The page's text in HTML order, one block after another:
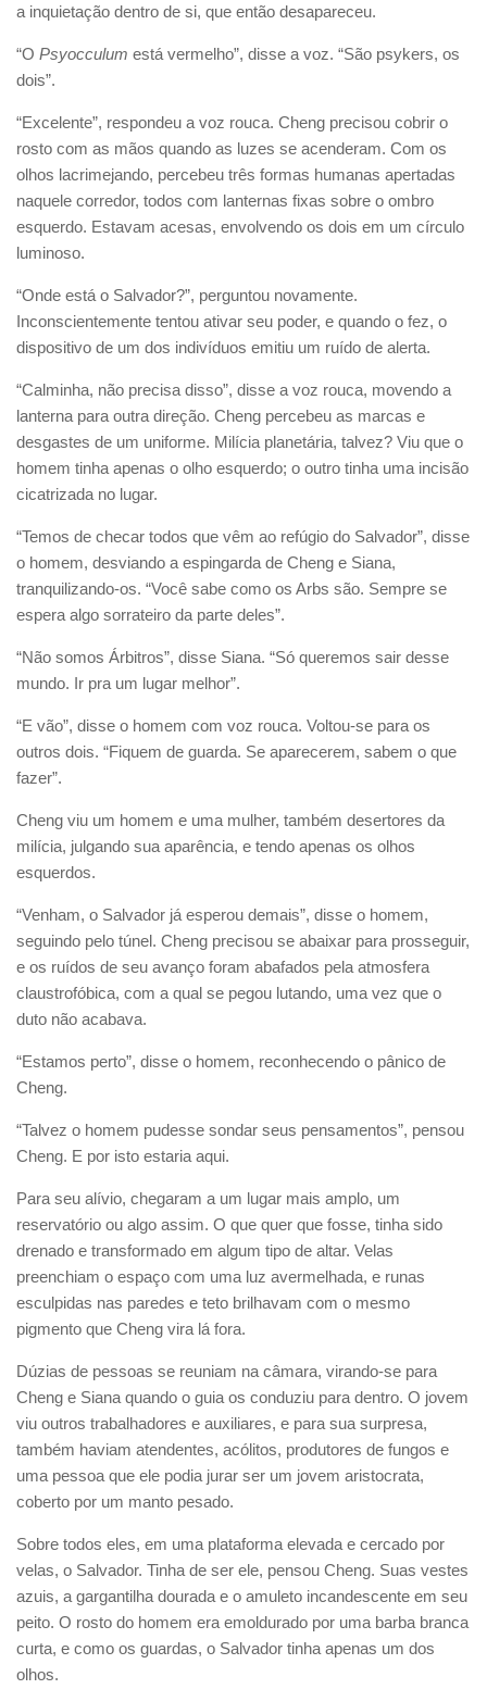
a inquietação dentro de si, que então desapareceu.
“O Psyocculum está vermelho”, disse a voz. “São psykers, os
dois”.
“Excelente”, respondeu a voz rouca. Cheng precisou cobrir o
rosto com as mãos quando as luzes se acenderam. Com os
olhos lacrimejando, percebeu três formas humanas apertadas
naquele corredor, todos com lanternas fixas sobre o ombro
esquerdo. Estavam acesas, envolvendo os dois em um círculo
luminoso.
“Onde está o Salvador?”, perguntou novamente.
Inconscientemente tentou ativar seu poder, e quando o fez, o
dispositivo de um dos indivíduos emitiu um ruído de alerta.
“Calminha, não precisa disso”, disse a voz rouca, movendo a
lanterna para outra direção. Cheng percebeu as marcas e
desgastes de um uniforme. Milícia planetária, talvez? Viu que o
homem tinha apenas o olho esquerdo; o outro tinha uma incisão
cicatrizada no lugar.
“Temos de checar todos que vêm ao refúgio do Salvador”, disse
o homem, desviando a espingarda de Cheng e Siana,
tranquilizando-os. “Você sabe como os Arbs são. Sempre se
espera algo sorrateiro da parte deles”.
“Não somos Árbitros”, disse Siana. “Só queremos sair desse
mundo. Ir pra um lugar melhor”.
“E vão”, disse o homem com voz rouca. Voltou-se para os
outros dois. “Fiquem de guarda. Se aparecerem, sabem o que
fazer”.
Cheng viu um homem e uma mulher, também desertores da
milícia, julgando sua aparência, e tendo apenas os olhos
esquerdos.
“Venham, o Salvador já esperou demais”, disse o homem,
seguindo pelo túnel. Cheng precisou se abaixar para prosseguir,
e os ruídos de seu avanço foram abafados pela atmosfera
claustrofóbica, com a qual se pegou lutando, uma vez que o
duto não acabava.
“Estamos perto”, disse o homem, reconhecendo o pânico de
Cheng.
“Talvez o homem pudesse sondar seus pensamentos”, pensou
Cheng. E por isto estaria aqui.
Para seu alívio, chegaram a um lugar mais amplo, um
reservatório ou algo assim. O que quer que fosse, tinha sido
drenado e transformado em algum tipo de altar. Velas
preenchiam o espaço com uma luz avermelhada, e runas
esculpidas nas paredes e teto brilhavam com o mesmo
pigmento que Cheng vira lá fora.
Dúzias de pessoas se reuniam na câmara, virando-se para
Cheng e Siana quando o guia os conduziu para dentro. O jovem
viu outros trabalhadores e auxiliares, e para sua surpresa,
também haviam atendentes, acólitos, produtores de fungos e
uma pessoa que ele podia jurar ser um jovem aristocrata,
coberto por um manto pesado.
Sobre todos eles, em uma plataforma elevada e cercado por
velas, o Salvador. Tinha de ser ele, pensou Cheng. Suas vestes
azuis, a gargantilha dourada e o amuleto incandescente em seu
peito. O rosto do homem era emoldurado por uma barba branca
curta, e como os guardas, o Salvador tinha apenas um dos
olhos.